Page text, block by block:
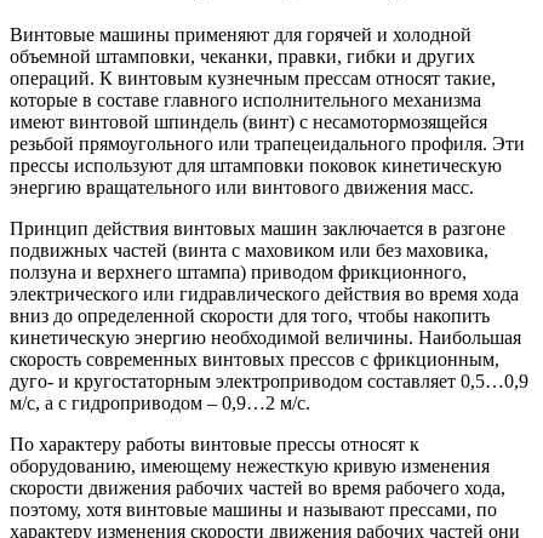
Винтовые машины применяют для горячей и холодной
объемной штамповки, чеканки, правки, гибки и других
операций. К винтовым кузнечным прессам относят такие,
которые в составе главного исполнительного механизма
имеют винтовой шпиндель (винт) с несамотормозящейся
резьбой прямоугольного или трапецеидального профиля. Эти
прессы используют для штамповки поковок кинетическую
энергию вращательного или винтового движения масс.
Принцип действия винтовых машин заключается в разгоне
подвижных частей (винта с маховиком или без маховика,
ползуна и верхнего штампа) приводом фрикционного,
электрического или гидравлического действия во время хода
вниз до определенной скорости для того, чтобы накопить
кинетическую энергию необходимой величины. Наибольшая
скорость современных винтовых прессов с фрикционным,
дуго- и кругостаторным электроприводом составляет 0,5…0,9
м/с, а с гидроприводом – 0,9…2 м/с.
По характеру работы винтовые прессы относят к
оборудованию, имеющему нежесткую кривую изменения
скорости движения рабочих частей во время рабочего хода,
поэтому, хотя винтовые машины и называют прессами, по
характеру изменения скорости движения рабочих частей они